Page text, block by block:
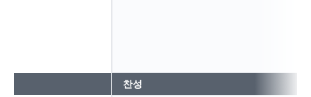
찬성